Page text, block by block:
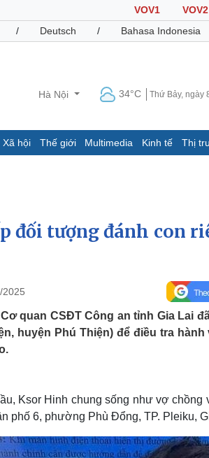
VOV1 VOV2
/ Deutsch / Bahasa Indonesia
Hà Nội 34°C Thứ Bảy, ngày
Xã hội Thế giới Multimedia Kinh tế Thị
Dấu ấn VOV
Việt Nam
Phân tích
Thể
Lịch
Thế
Blog
Tình yêu - Gia đình
Sân
Văn
Âm
Di sản
đối tượng đánh con
2025
Cơ quan CSĐT Công an tỉnh Gia Lai
huyện Phú Thiện) để điều tra
Ksor Hinh chung sống như vợ
phố 6, phường Phù Đổng, TP. Pleiku,